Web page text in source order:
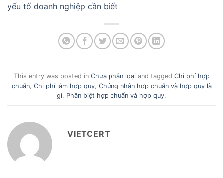
yếu tố doanh nghiệp cần biết
This entry was posted in Chưa phân loạiand tagged Chi phí hợp
chuẩn, Chi phí làm hợp quy, Chứng nhận hợp chuẩn và hợp quy là
gì, Phân biệt hợp chuẩn và hợp quy.
VIETCERT